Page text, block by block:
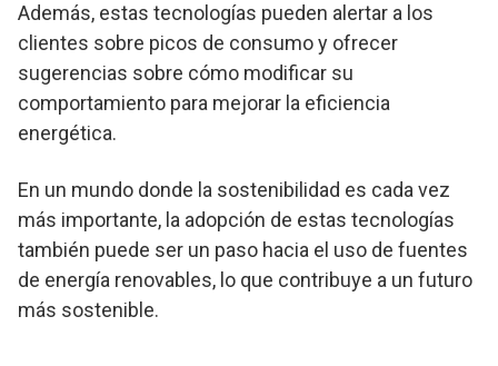
Además, estas tecnologías pueden alertar a los
clientes sobre picos de consumo y ofrecer
sugerencias sobre cómo modificar su
comportamiento para mejorar la eficiencia
energética.
En un mundo donde la sostenibilidad es cada vez
más importante, la adopción de estas tecnologías
también puede ser un paso hacia el uso de fuentes
de energía renovables, lo que contribuye a un futuro
más sostenible.